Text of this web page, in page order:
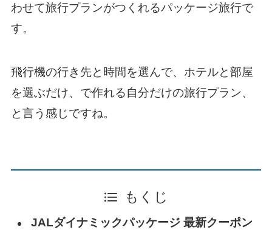
わせて旅行プランがつくれるパッケージ旅行で
す。
飛行機の行き先と時間を選んで、ホテルと部屋
を選ぶだけ、で作れる自分だけの旅行プラン、
と言う感じですね。
もくじ
JALダイナミックパッケージ 最新クーポン